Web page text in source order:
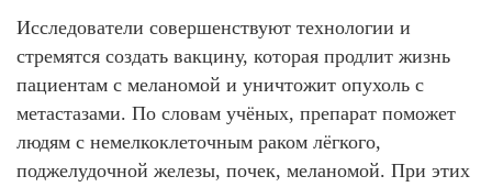
Исследователи совершенствуют технологии и
стремятся создать вакцину, которая продлит жизнь
пациентам с меланомой и уничтожит опухоль с
метастазами. По словам учёных, препарат поможет
людям с немелкоклеточным раком лёгкого,
поджелудочной железы, почек, меланомой. При этих